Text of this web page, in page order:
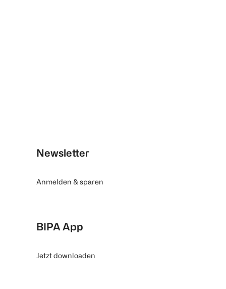
Newsletter
Anmelden & sparen
BIPA App
Jetzt downloaden